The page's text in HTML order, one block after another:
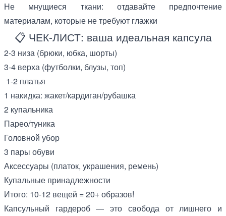
Не мнущиеся ткани: отдавайте предпочтение
материалам, которые не требуют глажки
📋 ЧЕК-ЛИСТ: ваша идеальная капсула
2-3 низа (брюки, юбка, шорты)
3-4 верха (футболки, блузы, топ)
1-2 платья
1 накидка: жакет/кардиган/рубашка
2 купальника
Парео/туника
Головной убор
3 пары обуви
Аксессуары (платок, украшения, ремень)
Купальные принадлежности
Итого: 10-12 вещей = 20+ образов!
Капсульный гардероб — это свобода от лишнего и